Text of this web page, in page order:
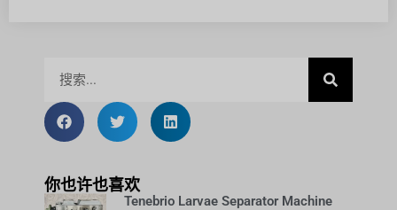
你也许也喜欢
Tenebrio Larvae Separator Machine